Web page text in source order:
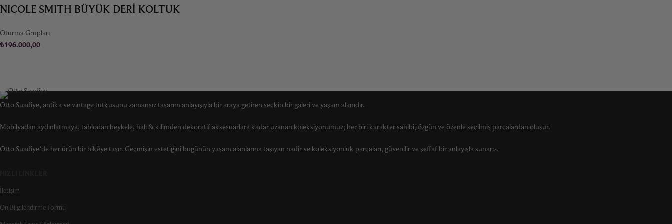
NICOLE SMITH BÜYÜK DERI KOLTUK
Oturma Grupları
₺196.000,00
Otto Suadiye, antika ve vintage tutkusunu zamansız tasarım anlayışıyla bir araya getiren seçkin bir galeri ve yaşam alanıdır.
Mobilyadan aydınlatmaya, tablodan heykele, halı & kilimden dekoratif aksesuarlara kadar uzanan koleksiyonumuz; her biri karakter sahibi, özgün ve özenle seçilmiş parçalardan oluşur.
Otto Suadiye’de her ürün bir hikâye taşır. Geçmişin estetiğini bugünün yaşam alanlarına taşıyan nadir ve koleksiyonluk parçaları, güvenilir ve şeffaf bir anlayışla sunarız.
İletişim
Ön Bilgilendirme Formu